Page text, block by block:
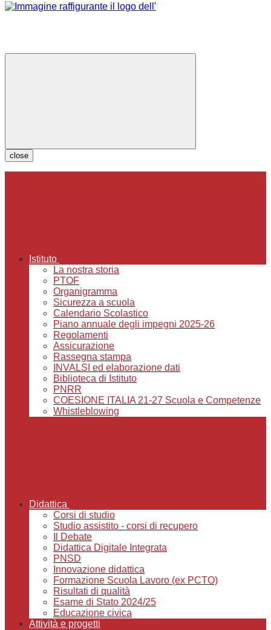
close
Istituto
La nostra storia
PTOF
Organigramma
Sicurezza a scuola
Calendario Scolastico
Piano annuale degli impegni 2025-26
Regolamenti
Assicurazione
Rassegna stampa
INVALSI ed elaborazione dati
Biblioteca di Istituto
PNRR
COESIONE ITALIA 21-27 Scuola e Competenze
Whistleblowing
Didattica
Corsi di studio
Studio assistito - corsi di recupero
Il Debate
Didattica Digitale Integrata
PNSD
Innovazione didattica
Formazione Scuola Lavoro (ex PCTO)
Risultati di qualità
Esame di Stato 2024/25
Educazione civica
Attività e progetti